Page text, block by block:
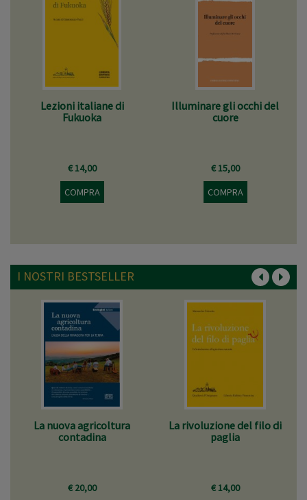
Lezioni italiane di
Fukuoka
€ 14,00
COMPRA
Illuminare gli occhi del
cuore
€ 15,00
COMPRA
I NOSTRI BESTSELLER
La nuova agricoltura
contadina
€ 20,00
La rivoluzione del filo di
paglia
€ 14,00